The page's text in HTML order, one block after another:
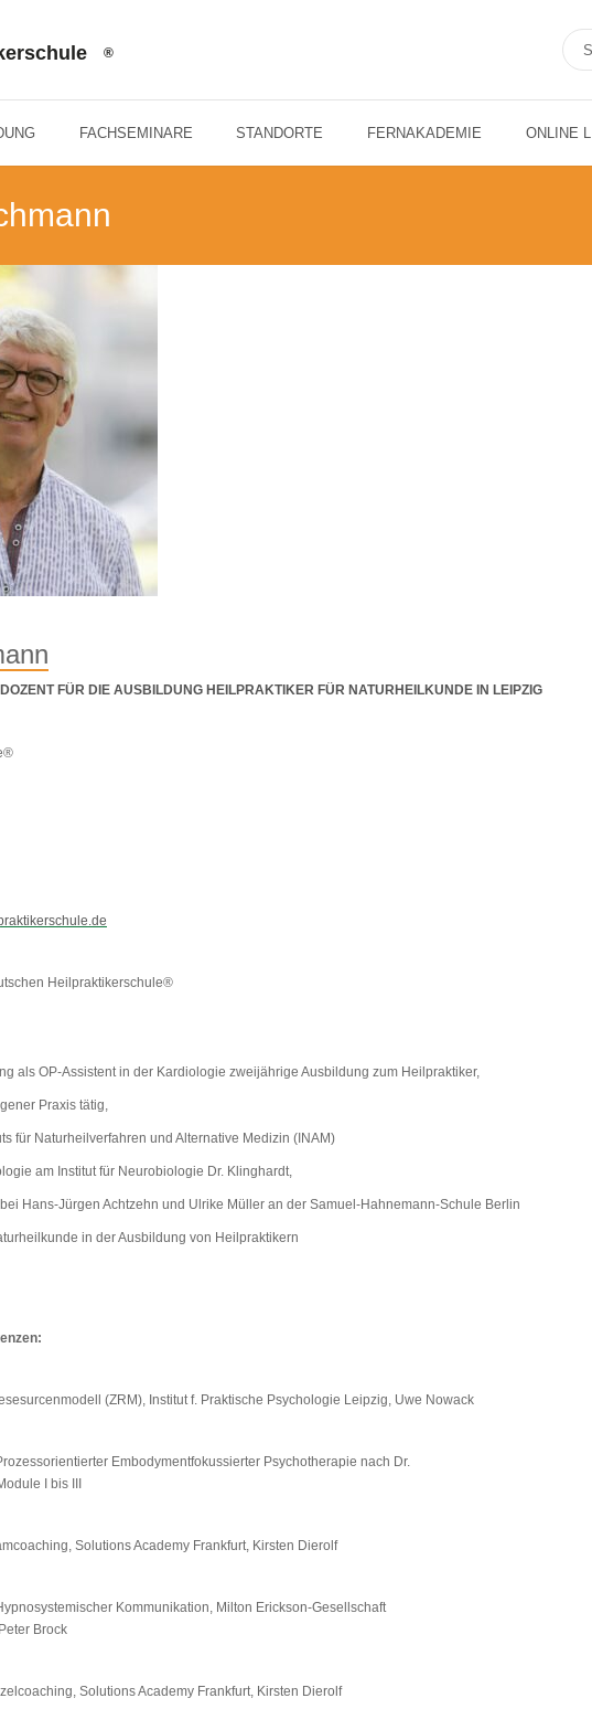
FACHSEMINARE STANDORTE FERNAKADEMIE ONLINE
FÜR DIE AUSBILDUNG HEILPRAKTIKER FÜR NATURHEILKUNDE IN LEIPZIG
Heilpraktikerschule®
als OP-Assistent in der Kardiologie zweijährige Ausbildung zum Heilpraktiker,
Praxis tätig,
für Naturheilverfahren und Alternative Medizin (INAM)
am Institut für Neurobiologie Dr. Klinghardt,
Hans-Jürgen Achtzehn und Ulrike Müller an der Samuel-Hahnemann-Schule Berlin
in der Ausbildung von Heilpraktikern
(ZRM), Institut f. Praktische Psychologie Leipzig, Uwe Nowack
Embodymentfokussierter Psychotherapie nach Dr.
I bis III
Solutions Academy Frankfurt, Kirsten Dierolf
Kommunikation, Milton Erickson-Gesellschaft
Brock
Solutions Academy Frankfurt, Kirsten Dierolf